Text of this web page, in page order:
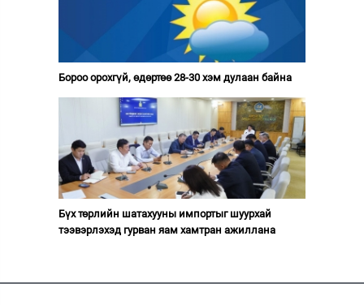
Бороо орохгүй, өдөртөө 28-30 хэм дулаан байна
Бүх төрлийн шатахууны импортыг шуурхай
тээвэрлэхэд гурван яам хамтран ажиллана